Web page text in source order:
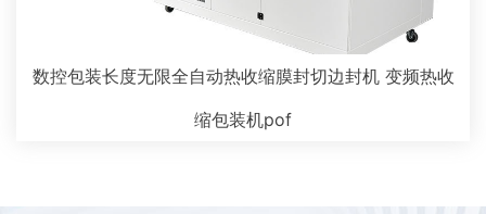
数控包装长度无限全自动热收缩膜封切边封机 变频热收
缩包装机pof